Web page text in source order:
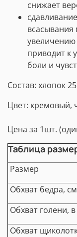
снижает
увеличению
приводит к
боли и
Состав: хлопок
Цвет: кремовый,
Цена за 1шт.
Таблица
Размер
Обхват бедра, см
Обхват голени,
Обхват